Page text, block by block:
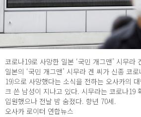
코로나19로 사망한 일본 ‘국민 개그맨’ 시무라
일본의 ‘국민 개그맨’ 시무라 겐 씨가 신종 코
19)으로 사망했다는 소식을 전하는 오사카의
크 쓴 남성이 지나고 있다. 시무라는 코로나19
입원했으나 전날 밤 숨졌다. 향년 70세.
오사카 로이터 연합뉴스